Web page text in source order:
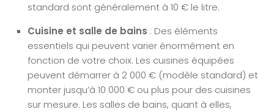
standard sont généralement à 10 € le litre.
Cuisine et salle de bains : Des éléments
essentiels qui peuvent varier énormément en
fonction de votre choix. Les cuisines équipées
peuvent démarrer à 2 000 € (modèle standard) et
monter jusqu’à 10 000 € ou plus pour des cuisines
sur mesure. Les salles de bains, quant à elles,